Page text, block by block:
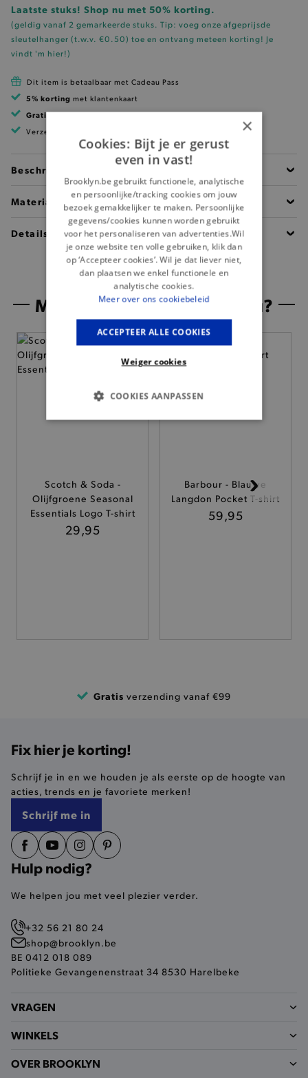
Laatste stuks! Shop nu met 50% korting.
(geldig vanaf 2 gemarkeerde stuks. Tip: voeg onze afgeprijsde
sleutelhanger (t.w.v. €0.50) toe en ontvang meteen korting! Je
vindt 'm hier!)
Dit item is betaalbaar met Cadeau Pass
5% korting met klantenkaart
Gratis verzendingvanaf 99 EUR
Verzending binnen 1 à 2 werkdagen
Beschrijving
Materiaal
Details
Misschien is dit iets voor jou?
Scotch & Soda -
Olijfgroene Seasonal
Essentials Logo T-shirt
29,95
Barbour - Blauwe
Langdon Pocket T-shirt
59,95
Gratis verzending vanaf €99
Fix hier je korting!
Schrijf je in en we houden je als eerste op de hoogte van
acties, trends en je favoriete merken!
Schrijf me in
Hulp nodig?
We helpen jou met veel plezier verder.
+32 56 21 80 24
shop@brooklyn.be
BE 0412 018 089
Politieke Gevangenenstraat 34 8530 Harelbeke
VRAGEN
WINKELS
OVER BROOKLYN
×
Cookies: Bijt je er gerust
even in vast!
Brooklyn.be gebruikt functionele, analytische
en persoonlijke/tracking cookies om jouw
bezoek gemakkelijker te maken. Persoonlijke
gegevens/cookies kunnen worden gebruikt
voor het personaliseren van advertenties.Wil
je onze website ten volle gebruiken, klik dan
op ‘Accepteer cookies’. Wil je dat liever niet,
dan plaatsen we enkel functionele en
analytische cookies.
Meer over ons cookiebeleid
ACCEPTEER ALLE COOKIES
Weiger cookies
COOKIES AANPASSEN
BASIS COOKIES
TARGETING
FUNCTIONALITEIT
smulervaring op de site en zorgen ervoor dat de
selected-val
pickupStoreVal